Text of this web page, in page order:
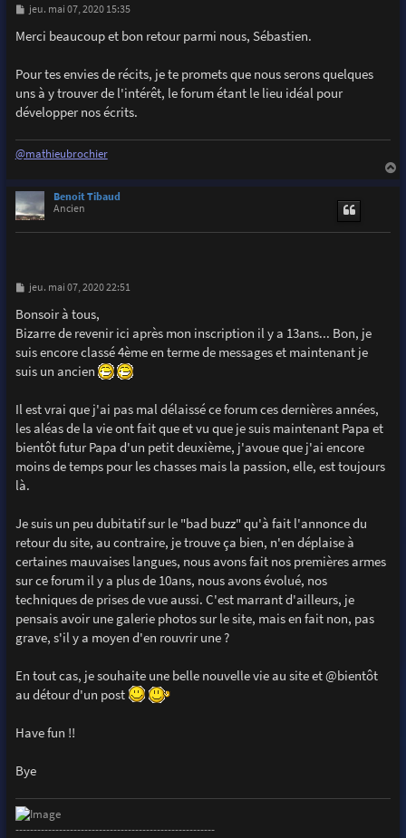
M
s
s
e
jeu. mai 07, 2020 15:35
Merci beaucoup et bon retour parmi nous, Sébastien.
Pour tes envies de récits, je te promets que nous serons quelques
uns à y trouver de l'intérêt, le forum étant le lieu idéal pour
développer nos écrits.
@mathieubrochier
Benoit Tibaud
Ancien
M
s
s
a
g
e
jeu. mai 07, 2020 22:51
Bonsoir à tous,
Bizarre de revenir ici après mon inscription il y a 13ans... Bon, je
suis encore classé 4ème en terme de messages et maintenant je
suis un ancien
Il est vrai que j'ai pas mal délaissé ce forum ces dernières années,
les aléas de la vie ont fait que et vu que je suis maintenant Papa et
bientôt futur Papa d'un petit deuxième, j'avoue que j'ai encore
moins de temps pour les chasses mais la passion, elle, est toujours
là.
Je suis un peu dubitatif sur le "bad buzz" qu'à fait l'annonce du
retour du site, au contraire, je trouve ça bien, n'en déplaise à
certaines mauvaises langues, nous avons fait nos premières armes
sur ce forum il y a plus de 10ans, nous avons évolué, nos
techniques de prises de vue aussi. C'est marrant d'ailleurs, je
pensais avoir une galerie photos sur le site, mais en fait non, pas
grave, s'il y a moyen d'en rouvrir une ?
En tout cas, je souhaite une belle nouvelle vie au site et @bientôt
au détour d'un post
Have fun !!
Bye
-------------------------------------------------------